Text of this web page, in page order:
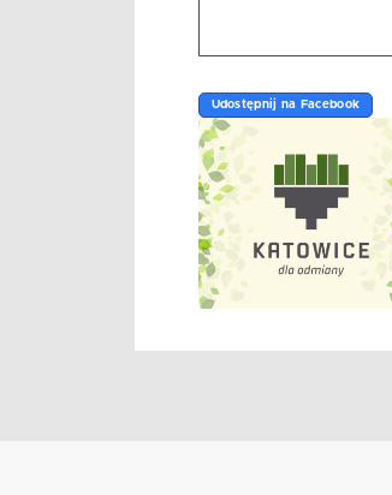
Udostępnij na Facebook